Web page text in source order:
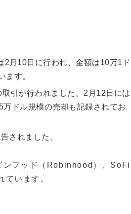
2月10日に行われ、金額は10万1ド
ます。
引が行われました。2月12日には
ドル規模の売却も記録されてお
されました。
ンフッド（Robinhood）、SoFi
います。